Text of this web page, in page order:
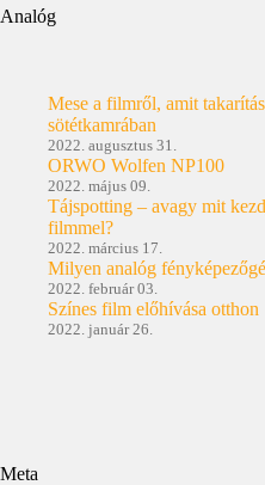
Analóg
Mese a filmről, amit
sötétkamrában
2022. augusztus 31.
ORWO Wolfen NP100
2022. május 09.
Tájspotting – avagy mit
filmmel?
2022. március 17.
Milyen analóg
2022. február 03.
Színes film előhívása otthon
2022. január 26.
Meta